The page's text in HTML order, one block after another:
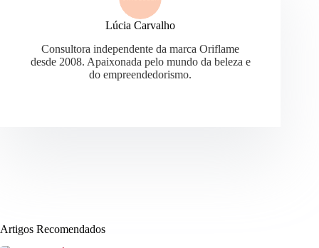
Lúcia Carvalho
Consultora independente da marca Oriflame
desde 2008. Apaixonada pelo mundo da beleza e
do empreendedorismo.
Artigos Recomendados